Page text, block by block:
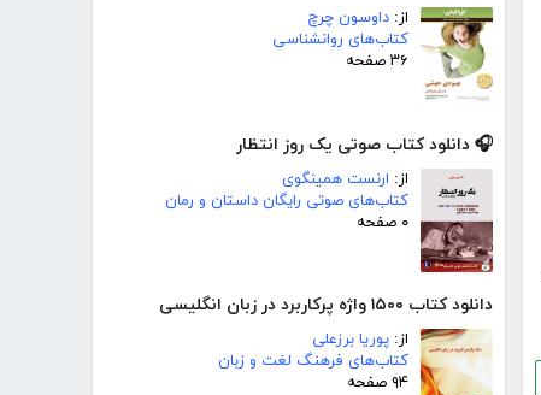
از: داوسون چرچ
کتاب‌های روانشناسی
۳۶ صفحه
🎧 دانلود کتاب صوتی یک روز انتظار
از: ارنست همینگوی
کتاب‌های صوتی رایگان داستان و رمان
۰ صفحه
دانلود کتاب ۱۵۰۰ واژه پرکاربرد در زبان انگلیسی
از: پوریا برزعلی
کتاب‌های فرهنگ لغت و زبان
۹۴ صفحه